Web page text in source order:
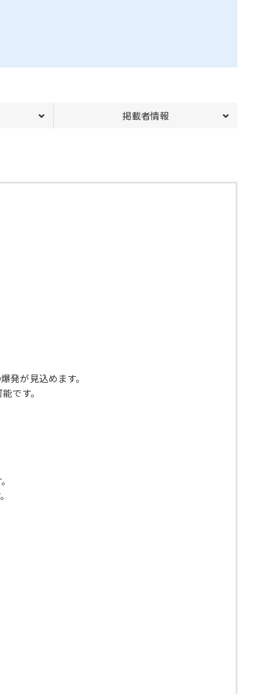
掲載者情報
発が見込めます。
です。